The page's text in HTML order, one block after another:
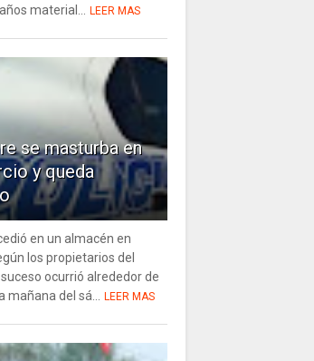
material... LEER MAS
se masturba en
y queda
en un almacén en
los propietarios del
ocurrió alrededor de
mañana del sá... LEER MAS